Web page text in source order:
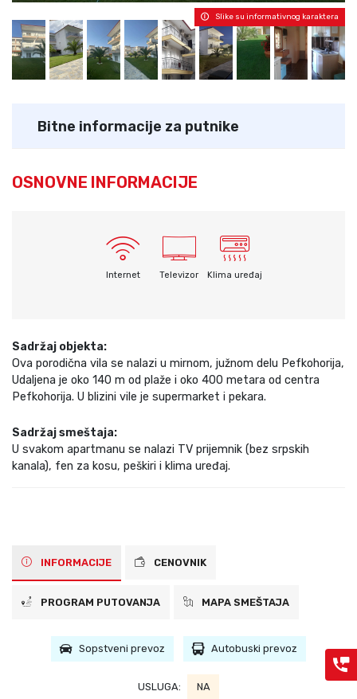
Slike su informativnog karaktera
Bitne informacije za putnike
OSNOVNE INFORMACIJE
Internet Televizor Klima uređaj
Sadržaj objekta:
Ova porodična vila se nalazi u mirnom, južnom delu Pefkohorija,
Udaljena je oko 140 m od plaže i oko 400 metara od centra
Pefkohorija. U blizini vile je supermarket i pekara.
Sadržaj smeštaja:
U svakom apartmanu se nalazi TV prijemnik (bez srpskih
kanala), fen za kosu, peškiri i klima uređaj.
INFORMACIJE CENOVNIK
PROGRAM PUTOVANJA MAPA SMEŠTAJA
Sopstveni prevoz Autobuski prevoz
USLUGA: NA